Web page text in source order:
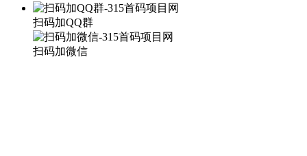
扫码加QQ群
扫码加微信